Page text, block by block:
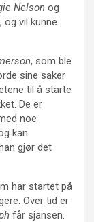
Nelson og
og vil kunne
, som ble
sine saker
til å starte
De er
noe
kan
gjør det
har startet på
Over tid er
får sjansen.